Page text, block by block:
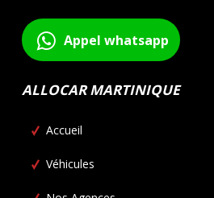
Appel whatsapp
ALLOCAR MARTINIQUE
Accueil
Véhicules